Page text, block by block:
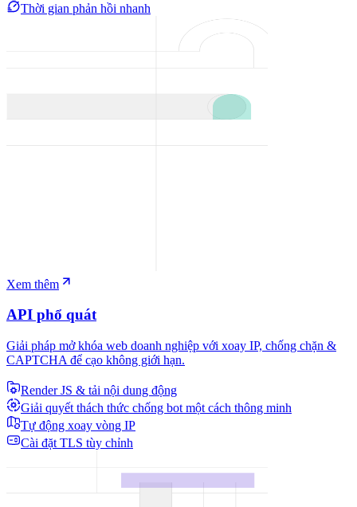
Thời gian phản hồi nhanh
Xem thêm
API phổ quát
Giải pháp mở khóa web doanh nghiệp với xoay IP, chống chặn &
CAPTCHA để cạo không giới hạn.
Render JS & tải nội dung động
Giải quyết thách thức chống bot một cách thông minh
Tự động xoay vòng IP
Cài đặt TLS tùy chỉnh